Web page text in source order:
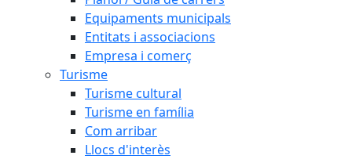
Equipaments municipals
Entitats i associacions
Empresa i comerç
Turisme
Turisme cultural
Turisme en família
Com arribar
Llocs d'interès